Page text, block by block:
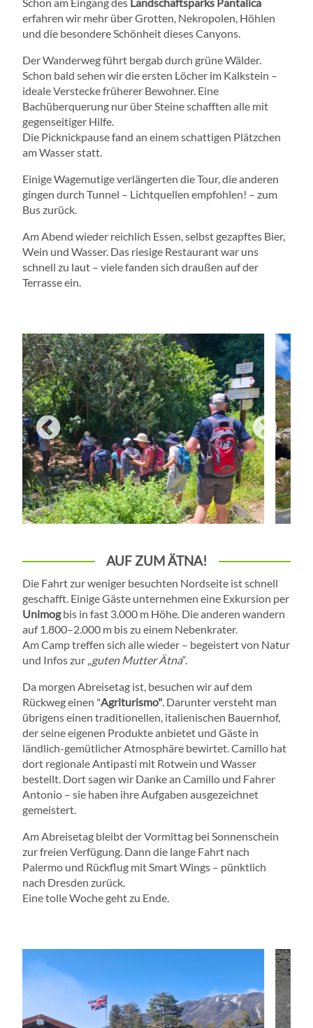
erfahren wir mehr über Grotten, Nekropolen, Höhlen
und die besondere Schönheit dieses Canyons.
Der Wanderweg führt bergab durch grüne Wälder.
Schon bald sehen wir die ersten Löcher im Kalkstein –
ideale Verstecke früherer Bewohner. Eine
Bachüberquerung nur über Steine schafften alle mit
gegenseitiger Hilfe.
Die Picknickpause fand an einem schattigen Plätzchen
am Wasser statt.
Einige Wagemutige verlängerten die Tour, die anderen
gingen durch Tunnel – Lichtquellen empfohlen! – zum
Bus zurück.
Am Abend wieder reichlich Essen, selbst gezapftes Bier,
Wein und Wasser. Das riesige Restaurant war uns
schnell zu laut – viele fanden sich draußen auf der
Terrasse ein.
AUF ZUM ÄTNA!
Die Fahrt zur weniger besuchten Nordseite ist schnell
geschafft. Einige Gäste unternehmen eine Exkursion per
Unimogbis in fast 3.000 m Höhe. Die anderen wandern
auf 1.800–2.000 m bis zu einem Nebenkrater.
Am Camp treffen sich alle wieder – begeistert von Natur
und Infos zur „guten Mutter Ätna“.
Da morgen Abreisetag ist, besuchen wir auf dem
Rückweg einen "Agriturismo". Darunter versteht man
übrigens einen traditionellen, italienischen Bauernhof,
der seine eigenen Produkte anbietet und Gäste in
ländlich-gemütlicher Atmosphäre bewirtet. Camillo hat
dort regionale Antipasti mit Rotwein und Wasser
bestellt. Dort sagen wir Danke an Camillo und Fahrer
Antonio – sie haben ihre Aufgaben ausgezeichnet
gemeistert.
Am Abreisetag bleibt der Vormittag bei Sonnenschein
zur freien Verfügung. Dann die lange Fahrt nach
Palermo und Rückflug mit Smart Wings – pünktlich
nach Dresden zurück.
Eine tolle Woche geht zu Ende.